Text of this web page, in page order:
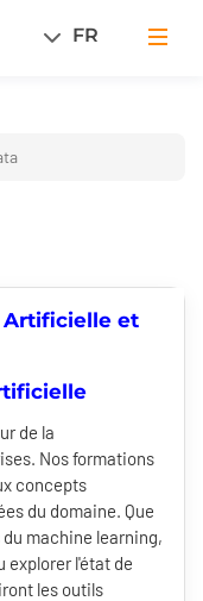
FR
et
de la
Nos formations
concepts
du domaine. Que
machine learning,
explorer l'état de
les outils